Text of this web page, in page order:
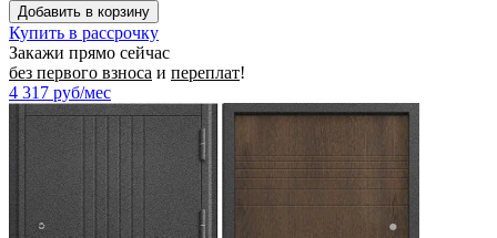
Купить в рассрочку
Закажи прямо сейчас
без первого взноса и переплат!
4 317 руб/мес